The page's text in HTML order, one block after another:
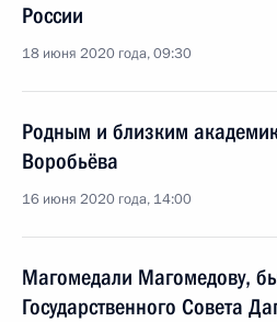
России
18 июня 2020 года, 09:30
Родным и близким
Воробьёва
16 июня 2020 года, 14:00
Магомедали Магомедову,
Государственного Совета